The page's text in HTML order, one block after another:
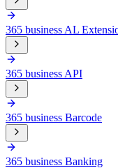
365 business AL
365 business API
365 business Barcode
365 business Banking